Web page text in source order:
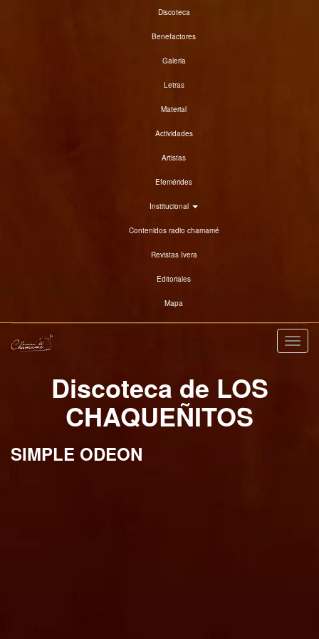
Discoteca
Benefactores
Galeria
Letras
Material
Actividades
Artistas
Efemérides
Institucional
Contenidos radio chamamé
Revistas Ivera
Editoriales
Mapa
Discoteca de LOS
CHAQUEÑITOS
SIMPLE ODEON